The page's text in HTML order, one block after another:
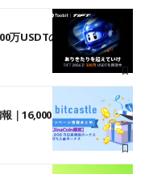
USDTのレースとして復
｜16,000円口座開設ボーナ